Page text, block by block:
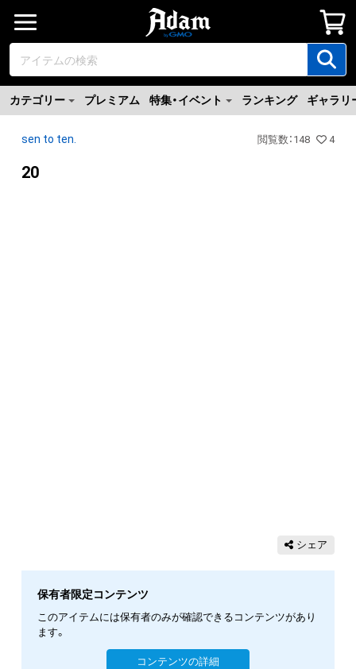
カテゴリー プレミアム 特集・イベント ランキング ギャラリ
sen to ten. 閲覧数 ： 148 4
20
シェア
保有者限定コンテンツ
このアイテムには保有者のみが確認できるコンテンツがあり
ます。
コンテンツの詳細